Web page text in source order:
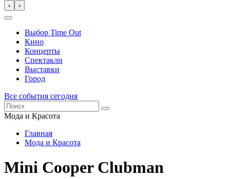
‹ ›
Выбор Time Out
Кино
Концерты
Спектакли
Выставки
Город
Все события сегодня
Мода и Красота
Главная
Мода и Красота
Mini Cooper Clubman